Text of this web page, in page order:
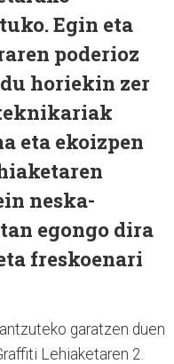
Egin eta
poderioz
horiekin zer
teknikariak
eta ekoizpen
neska-
egongo dira
freskoenari
garatzen duen
Lehiaketaren 2.